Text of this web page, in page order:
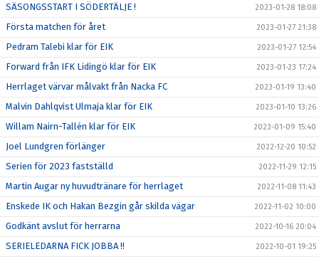
SÄSONGSSTART I SÖDERTÄLJE ! 2023-01-28 18:08
Första matchen för året 2023-01-27 21:38
Pedram Talebi klar för EIK 2023-01-27 12:54
Forward från IFK Lidingö klar för EIK 2023-01-23 17:24
Herrlaget värvar målvakt från Nacka FC 2023-01-19 13:40
Malvin Dahlqvist Ulmaja klar för EIK 2023-01-10 13:26
Willam Nairn-Tallén klar för EIK 2023-01-09 15:40
Joel Lundgren förlänger 2022-12-20 10:52
Serien för 2023 fastställd 2022-11-29 12:15
Martin Augar ny huvudtränare för herrlaget 2022-11-08 11:43
Enskede IK och Hakan Bezgin går skilda vägar 2022-11-02 10:00
Godkänt avslut för herrarna 2022-10-16 20:04
SERIELEDARNA FICK JOBBA !! 2022-10-01 19:25